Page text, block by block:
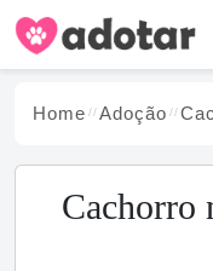
Home Adoção
Cachorro